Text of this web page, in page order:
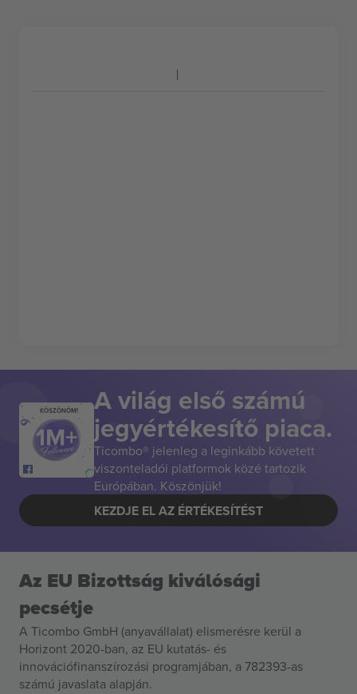
KÖSZÖNÖM! A világ első számú
jegyértékesítő piaca.
Ticombo® jelenleg a leginkább követett
viszonteladói platformok közé tartozik
Európában. Köszönjük!
KEZDJE EL AZ ÉRTÉKESÍTÉST
Az EU Bizottság kiválósági
pecsétje
A Ticombo GmbH (anyavállalat) elismerésre kerül a
Horizont 2020-ban, az EU kutatás- és
innovációfinanszírozási programjában, a 782393-as
számú javaslata alapján.